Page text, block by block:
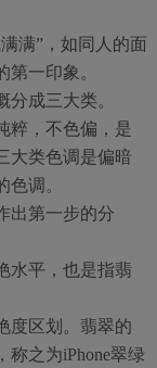
满”，如同人的面
一印象。
成三大类。
粹，不色偏，是
大类色调是偏暗
调。
出第一步的分
水平，也是指翡
度区划。翡翠的
之为iPhone翠绿